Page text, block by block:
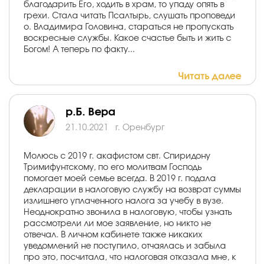
благодарить Его, ходить в храм, то упаду опять в
грехи. Стала читать Псалтырь, слушать проповеди
о. Владимира Головина, стараться не пропускать
воскресные службы. Какое счастье быть и жить с
Богом! А теперь по факту...
Читать далее
р.Б. Вера
21.10.2021 г. Оренбург
Молюсь с 2019 г. акафистом свт. Спиридону
Тримифунтскому, по его молитвам Господь
помогает моей семье всегда. В 2019 г. подала
декларации в налоговую службу на возврат суммы
излишнего уплаченного налога за учебу в вузе.
Неоднократно звонила в налоговую, чтобы узнать
рассмотрели ли мое заявление, но никто не
отвечал. В личном кабинете также никаких
уведомлений не поступило, отчаялась и забыла
про это, посчитала, что налоговая отказала мне, к